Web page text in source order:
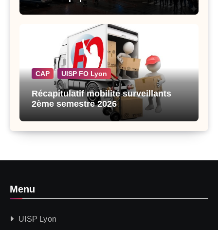
CAP UISP FO Lyon
Récapitulatif mobilité surveillants
2ème semestre 2026
Menu
UISP Lyon